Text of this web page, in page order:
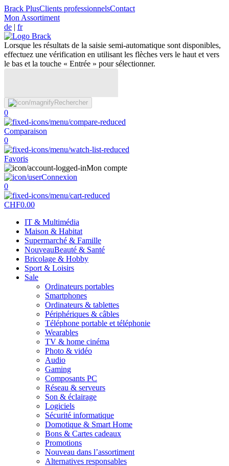
Brack PlusClients professionnelsContact
Mon Assortiment
de | fr
Lorsque les résultats de la saisie semi-automatique sont disponibles,
effectuez une vérification en utilisant les flèches vers le haut et vers
le bas et la touche « Entrée » pour sélectionner.
Rechercher
0
Comparaison
0
Favoris
Mon compte
Connexion
0
CHF0.00
IT & Multimédia
Maison & Habitat
Supermarché & Famille
NouveauBeauté & Santé
Bricolage & Hobby
Sport & Loisirs
Sale
Ordinateurs portables
Smartphones
Ordinateurs & tablettes
Périphériques & câbles
Téléphone portable et téléphonie
Wearables
TV & home cinéma
Photo & vidéo
Audio
Gaming
Composants PC
Réseau & serveurs
Son & éclairage
Logiciels
Sécurité informatique
Domotique & Smart Home
Bons & Cartes cadeaux
Promotions
Nouveau dans l’assortiment
Alternatives responsables